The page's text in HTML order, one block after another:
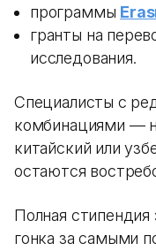
программы
гранты на
исследования.
Специалисты с
комбинациями —
китайский или
остаются
Полная
гонка за самыми